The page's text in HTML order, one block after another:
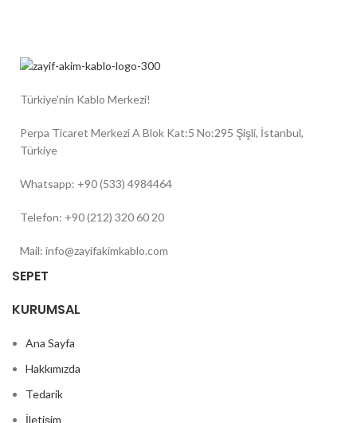
Türkiye'nin Kablo Merkezi!
Perpa Ticaret Merkezi A Blok Kat:5 No:295 Şişli, İstanbul,
Türkiye
Whatsapp: +90 (533) 4984464
Telefon: +90 (212) 320 60 20
Mail: info@zayifakimkablo.com
SEPET
KURUMSAL
Ana Sayfa
Hakkımızda
Tedarik
İletişim